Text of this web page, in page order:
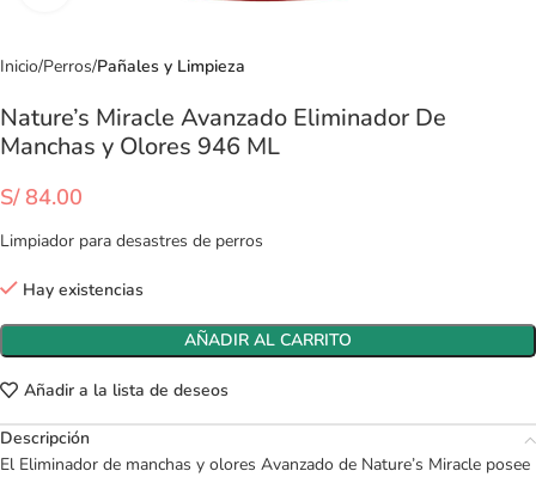
Inicio Perros Pañales y Limpieza
Nature’s Miracle Avanzado Eliminador De
Manchas y Olores 946 ML
S/84.00
Limpiador para desastres de perros
Hay existencias
AÑADIR AL CARRITO
Añadir a la lista de deseos
Descripción
El Eliminador de manchas y olores Avanzado de Nature’s Miracle posee